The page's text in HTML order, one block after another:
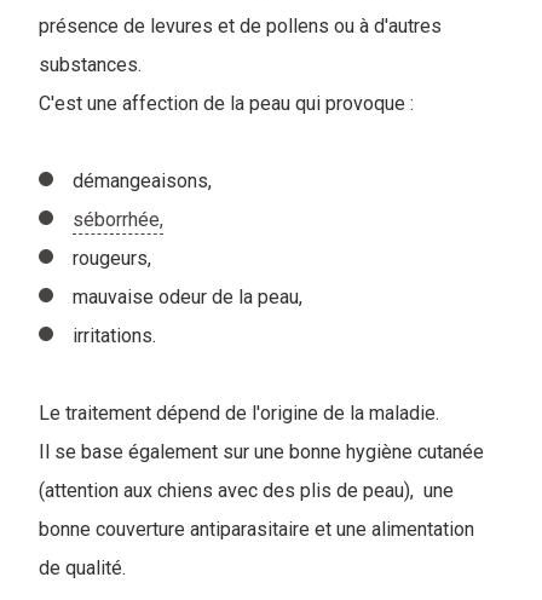
présence de levures et de pollens ou à d'autres
substances.
C'est une affection de la peau qui provoque :
démangeaisons,
séborrhée,
rougeurs,
mauvaise odeur de la peau,
irritations.
Le traitement dépend de l'origine de la maladie.
Il se base également sur une bonne hygiène cutanée
(attention aux chiens avec des plis de peau), une
bonne couverture antiparasitaire et une alimentation
de qualité.